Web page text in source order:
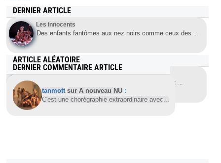
DERNIER ARTICLE
Les innocents
Des enfants fantômes aux nez noirs comme ceux des
ARTICLE ALÉATOIRE
Le Naturisme à Cheval
Nathalie et Sébastien conjuguent leurs passions: ...
DERNIER COMMENTAIRE ARTICLE
tanmott sur A nouveau NU:
C'est une chorégraphie extraordinaire avec...